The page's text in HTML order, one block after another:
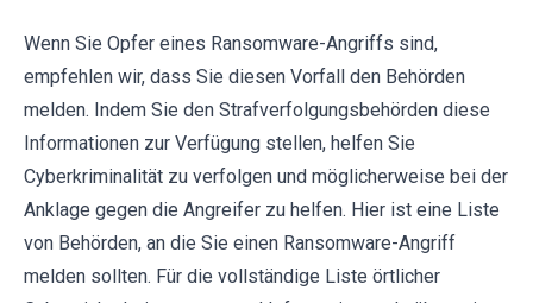
Wenn Sie Opfer eines Ransomware-Angriffs sind,
empfehlen wir, dass Sie diesen Vorfall den Behörden
melden. Indem Sie den Strafverfolgungsbehörden diese
Informationen zur Verfügung stellen, helfen Sie
Cyberkriminalität zu verfolgen und möglicherweise bei der
Anklage gegen die Angreifer zu helfen. Hier ist eine Liste
von Behörden, an die Sie einen Ransomware-Angriff
melden sollten. Für die vollständige Liste örtlicher